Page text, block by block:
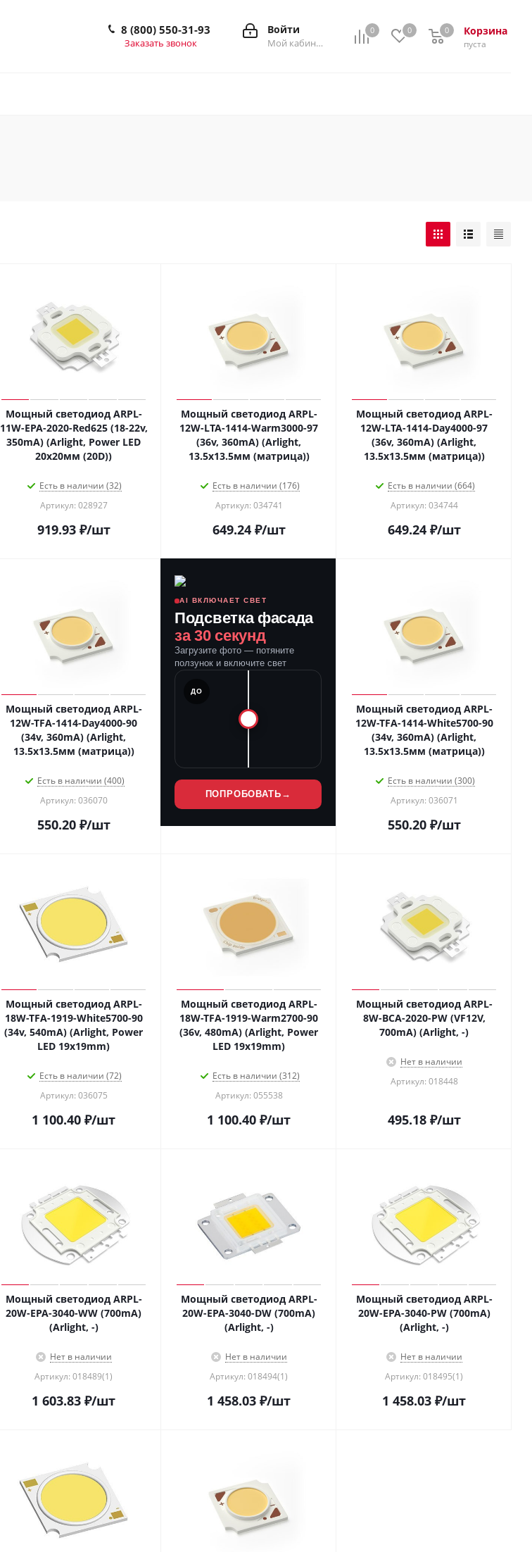
0 0 Корзина
0
пуста
0
Войти
Мой кабинет
8 (800) 550-31-93
Заказать звонок
Мощный светодиод ARPL-
11W-EPA-2020-Red625 (18-22v,
350mA) (Arlight, Power LED
20x20мм (20D))
Есть в наличии (32)
Артикул: 028927
919.93₽/шт
Мощный светодиод ARPL-
12W-LTA-1414-Warm3000-97
(36v, 360mA) (Arlight,
13.5х13.5мм (матрица))
Есть в наличии (176)
Артикул: 034741
649.24₽/шт
Мощный светодиод ARPL-
12W-LTA-1414-Day4000-97
(36v, 360mA) (Arlight,
13.5х13.5мм (матрица))
Есть в наличии (664)
Артикул: 034744
649.24₽/шт
Мощный светодиод ARPL-
12W-TFA-1414-Day4000-90
(34v, 360mA) (Arlight,
13.5х13.5мм (матрица))
Есть в наличии (400)
Артикул: 036070
550.20₽/шт
AI ВКЛЮЧАЕТ СВЕТ
Подсветка фасада
за 30 секунд
Загрузите фото — потяните
ползунок и включите свет
ДО
ПОПРОБОВАТЬ →
Мощный светодиод ARPL-
12W-TFA-1414-White5700-90
(34v, 360mA) (Arlight,
13.5х13.5мм (матрица))
Есть в наличии (300)
Артикул: 036071
550.20₽/шт
Мощный светодиод ARPL-
18W-TFA-1919-White5700-90
(34v, 540mA) (Arlight, Power
LED 19х19mm)
Есть в наличии (72)
Артикул: 036075
1 100.40 ₽/шт
Мощный светодиод ARPL-
18W-TFA-1919-Warm2700-90
(36v, 480mA) (Arlight, Power
LED 19х19mm)
Есть в наличии (312)
Артикул: 055538
1 100.40 ₽/шт
Мощный светодиод ARPL-
8W-BCA-2020-PW (VF12V,
700mA) (Arlight, -)
Нет в наличии
Артикул: 018448
495.18₽/шт
Мощный светодиод ARPL-
20W-EPA-3040-WW (700mA)
(Arlight, -)
Нет в наличии
Артикул: 018489(1)
1 603.83 ₽/шт
Мощный светодиод ARPL-
20W-EPA-3040-DW (700mA)
(Arlight, -)
Нет в наличии
Артикул: 018494(1)
1 458.03 ₽/шт
Мощный светодиод ARPL-
20W-EPA-3040-PW (700mA)
(Arlight, -)
Нет в наличии
Артикул: 018495(1)
1 458.03 ₽/шт